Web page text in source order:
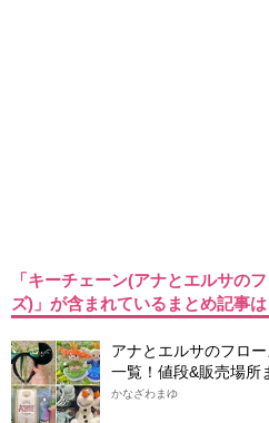
「キーチェーン(アナとエルサの
ズ)」が含まれているまとめ記事
アナとエルサのフロ
一覧！値段&販売場所
かなざわまゆ